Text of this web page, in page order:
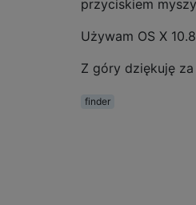
przyciskiem
Używam OS X
Z góry dziękuję
finder